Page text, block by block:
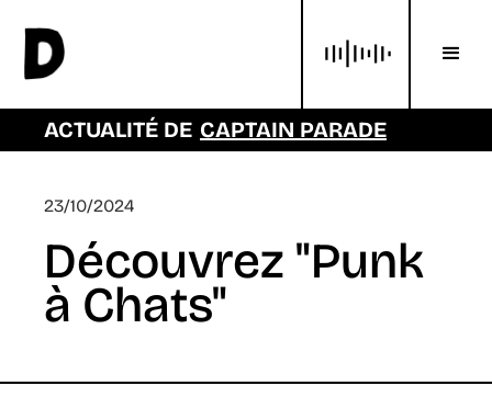
ACTUALITÉ DE CAPTAIN PARADE
23/10/2024
Découvrez "Punk
à Chats"